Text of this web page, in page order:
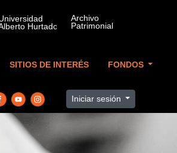
SITIOS DE INTERÉS FONDOS
Iniciar sesión